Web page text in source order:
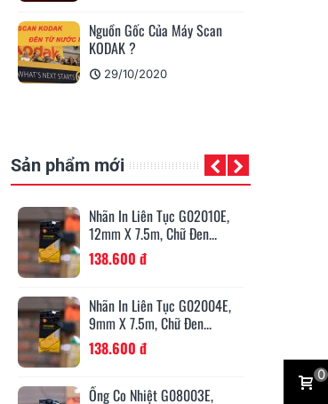
Nguồn Gốc Của Máy Scan
KODAK ?
29/10/2020
Sản phẩm mới
Nhãn In Liên Tục G02010E,
12mm X 7.5m, Chữ Đen...
138.600 đ
Nhãn In Liên Tục G02004E,
9mm X 7.5m, Chữ Đen...
138.600 đ
Ống Co Nhiệt G08003E,
0